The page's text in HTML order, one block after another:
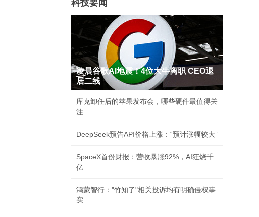
科技要闻
凌晨谷歌AI地震！4位大牛离职 CEO退
居二线
库克卸任后的苹果发布会，哪些硬件最值得关
注
DeepSeek预告API价格上涨：“预计涨幅较大”
SpaceX首份财报：营收暴涨92%，AI狂烧千
亿
鸿蒙智行："竹知了"相关投诉均有明确侵权事
实